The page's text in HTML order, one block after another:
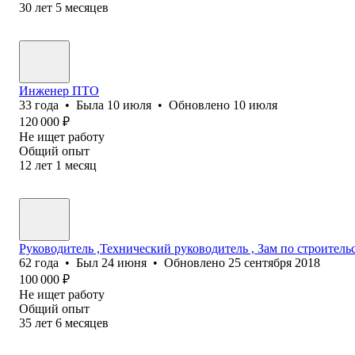
30 лет 5 месяцев
Инженер ПТО
33 года • Была 10 июля • Обновлено 10 июля
120 000 ₽
Не ищет работу
Общий опыт
12 лет 1 месяц
Руководитель ,Технический руководитель , Зам по
62 года • Был 24 июня • Обновлено 25 сентября 2018
100 000 ₽
Не ищет работу
Общий опыт
35 лет 6 месяцев